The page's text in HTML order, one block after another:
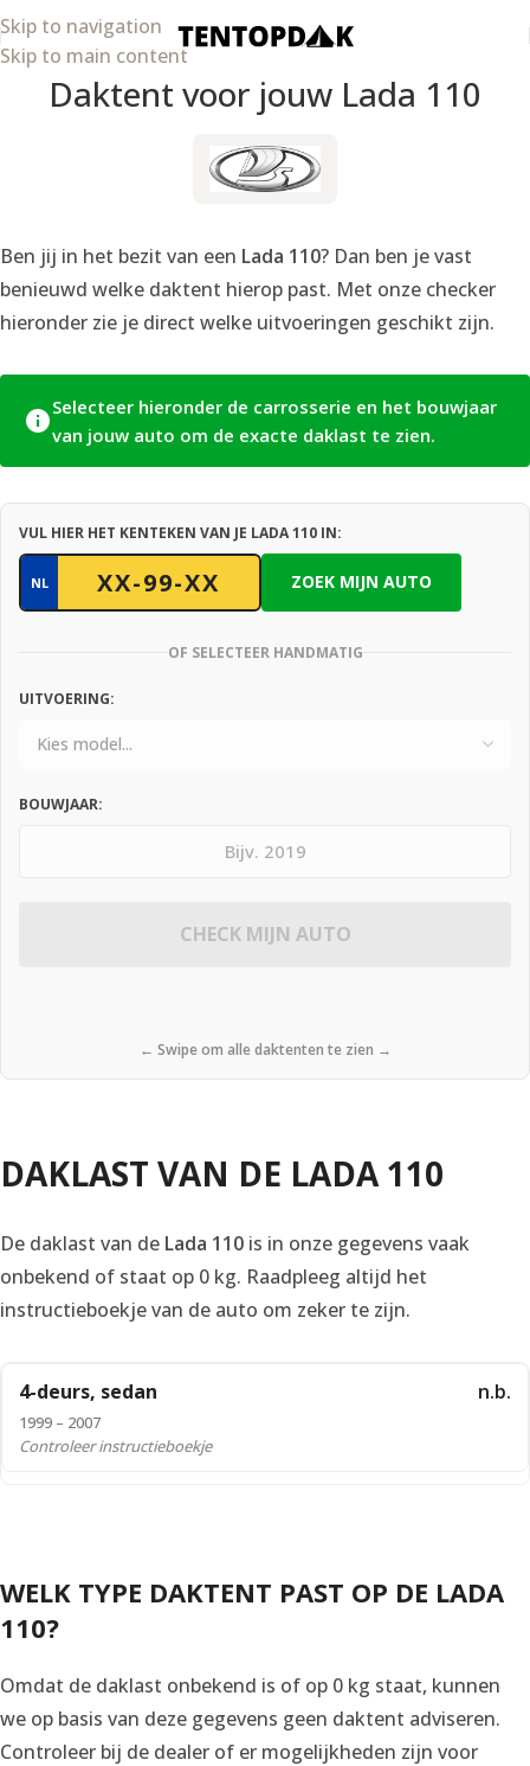
Skip to navigation
Skip to main content
Daktent voor jouw Lada 110
Ben jij in het bezit van een Lada 110? Dan ben je vast
benieuwd welke daktent hierop past. Met onze checker
hieronder zie je direct welke uitvoeringen geschikt zijn.
Selecteer hieronder de carrosserie en het bouwjaar
van jouw auto om de exacte daklast te zien.
VUL HIER HET KENTEKEN VAN JE LADA 110 IN:
NL ZOEK MIJN AUTO
OF SELECTEER HANDMATIG
UITVOERING:
BOUWJAAR:
CHECK MIJN AUTO
← Swipe om alle daktenten te zien →
DAKLAST VAN DE LADA 110
De daklast van de Lada 110 is in onze gegevens vaak
onbekend of staat op 0 kg. Raadpleeg altijd het
instructieboekje van de auto om zeker te zijn.
4-deurs, sedan
1999 – 2007
n.b.
Controleer instructieboekje
WELK TYPE DAKTENT PAST OP DE LADA
110?
Omdat de daklast onbekend is of op 0 kg staat, kunnen
we op basis van deze gegevens geen daktent adviseren.
Controleer bij de dealer of er mogelijkheden zijn voor